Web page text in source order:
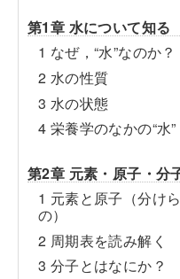
第1章 水について知る
1 なぜ，“水”なのか？
2 水の性質
3 水の状態
4 栄養学のなかの“水”
第2章 元素・原子・分
1 元素と原子（分け
の）
2 周期表を読み解く
3 分子とはなにか？